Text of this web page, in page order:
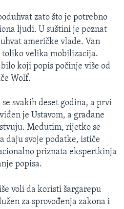
zato što je potrebno
ljudi. U suštini je poznat
američke vlade. Van
toliko velika mobilizacija.
koji popis počinje više od
Wolf.
svakih deset godina, a prvi
je Ustavom, a građane
Međutim, rijetko se
daju svoje podatke, ističe
priznata ekspertkinja
popisa.
voli da koristi šargarepu
za sprovođenja zakona i